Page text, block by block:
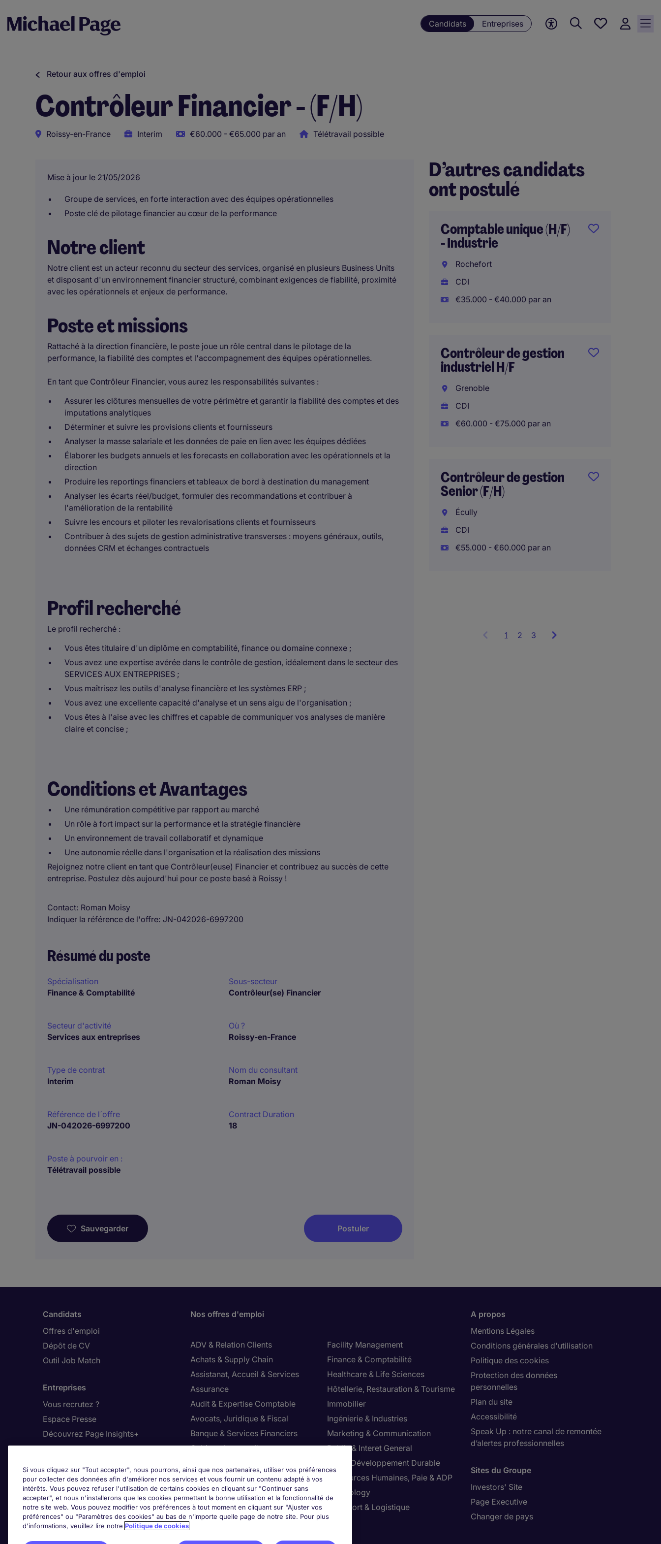
Candidats Entreprises
Mes offres, 0
Retour aux offres d'emploi
Contrôleur Financier - (F/H)
Roissy-en-France Interim €60.000 - €65.000 par an Télétravail possible
Mise à jour le 21/05/2026
Groupe de services, en forte interaction avec des équipes opérationnelles
Poste clé de pilotage financier au cœur de la performance
Notre client
Notre client est un acteur reconnu du secteur des services, organisé en plusieurs Business Units
et disposant d'un environnement financier structuré, combinant exigences de fiabilité, proximité
avec les opérationnels et enjeux de performance.
Poste et missions
Rattaché à la direction financière, le poste joue un rôle central dans le pilotage de la
performance, la fiabilité des comptes et l'accompagnement des équipes opérationnelles.
En tant que Contrôleur Financier, vous aurez les responsabilités suivantes :
Assurer les clôtures mensuelles de votre périmètre et garantir la fiabilité des comptes et des
imputations analytiques
Déterminer et suivre les provisions clients et fournisseurs
Analyser la masse salariale et les données de paie en lien avec les équipes dédiées
Élaborer les budgets annuels et les forecasts en collaboration avec les opérationnels et la
direction
Produire les reportings financiers et tableaux de bord à destination du management
Analyser les écarts réel/budget, formuler des recommandations et contribuer à
l'amélioration de la rentabilité
Suivre les encours et piloter les revalorisations clients et fournisseurs
Contribuer à des sujets de gestion administrative transverses : moyens généraux, outils,
données CRM et échanges contractuels
Profil recherché
Le profil recherché :
Vous êtes titulaire d'un diplôme en comptabilité, finance ou domaine connexe ;
Vous avez une expertise avérée dans le contrôle de gestion, idéalement dans le secteur des
SERVICES AUX ENTREPRISES ;
Vous maîtrisez les outils d'analyse financière et les systèmes ERP ;
Vous avez une excellente capacité d'analyse et un sens aigu de l'organisation ;
Vous êtes à l'aise avec les chiffres et capable de communiquer vos analyses de manière
claire et concise ;
Conditions et Avantages
Une rémunération compétitive par rapport au marché
Un rôle à fort impact sur la performance et la stratégie financière
Un environnement de travail collaboratif et dynamique
Une autonomie réelle dans l'organisation et la réalisation des missions
Rejoignez notre client en tant que Contrôleur(euse) Financier et contribuez au succès de cette
entreprise. Postulez dès aujourd'hui pour ce poste basé à Roissy !
Contact Roman Moisy
Indiquer la référence de l'offre JN-042026-6997200
Résumé du poste
Spécialisation
Finance & Comptabilité
Sous-secteur
Contrôleur(se) Financier
Secteur d'activité
Services aux entreprises
Où ?
Roissy-en-France
Type de contrat
Interim
Nom du consultant
Roman Moisy
Référence de l´offre
JN-042026-6997200
Contract Duration
18
Poste à pourvoir en :
Télétravail possible
Sauvegarder Postuler
D’autres candidats
ont postulé
Comptable unique (H/F)
- Industrie
Rochefort
CDI
€35.000 - €40.000 par an
Contrôleur de gestion
industriel H/F
Grenoble
CDI
€60.000 - €75.000 par an
Contrôleur de gestion
Senior (F/H)
Écully
CDI
€55.000 - €60.000 par an
1 Showing
2 3
Candidats
Offres d'emploi
Dépôt de CV
Outil Job Match
Entreprises
Vous recrutez ?
Espace Presse
Découvrez Page Insights+
Nos bureaux en France
Nous contacter
Nous rejoindre
Nos offres d'emploi
ADV & Relation Clients
Achats & Supply Chain
Assistanat, Accueil & Services
Assurance
Audit & Expertise Comptable
Avocats, Juridique & Fiscal
Banque & Services Financiers
Cabinet de conseil
Construction
Dirigeants
Distribution & Commerce
Facility Management
Finance & Comptabilité
Healthcare & Life Sciences
Hôtellerie, Restauration & Tourisme
Immobilier
Ingénierie & Industries
Marketing & Communication
Public & Interet General
RSE & Développement Durable
Ressources Humaines, Paie & ADP
Technology
Transport & Logistique
A propos
Mentions Légales
Conditions générales d'utilisation
Politique des cookies
Protection des données
personnelles
Plan du site
Accessibilité
Speak Up : notre canal de remontée
d’alertes professionnelles
Sites du Groupe
Investors' Site
Page Executive
Changer de pays
Si vous cliquez sur "Tout accepter", nous pourrons, ainsi que nos partenaires, utiliser vos préférences
pour collecter des données afin d'améliorer nos services et vous fournir un contenu adapté à vos
intérêts. Vous pouvez refuser l'utilisation de certains cookies en cliquant sur "Continuer sans
accepter", et nous n'installerons que les cookies permettant la bonne utilisation et la fonctionnalité de
notre site web. Vous pouvez modifier vos préférences à tout moment en cliquant sur "Ajuster vos
préférences" ou "Paramètres des cookies" au bas de n'importe quelle page de notre site. Pour plus
d'informations, veuillez lire notre Politique de cookies